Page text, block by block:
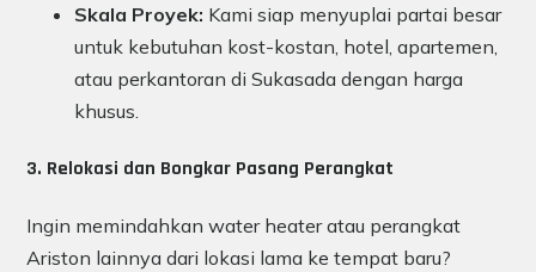
Skala Proyek: Kami siap menyuplai partai besar
untuk kebutuhan kost-kostan, hotel, apartemen,
atau perkantoran di Sukasada dengan harga
khusus.
3. Relokasi dan Bongkar Pasang Perangkat
Ingin memindahkan water heater atau perangkat
Ariston lainnya dari lokasi lama ke tempat baru?